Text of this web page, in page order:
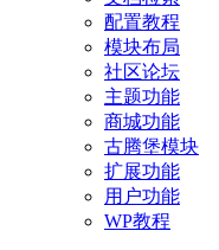
配置教程
模块布局
社区论坛
主题功能
商城功能
古腾堡模块
扩展功能
用户功能
WP教程